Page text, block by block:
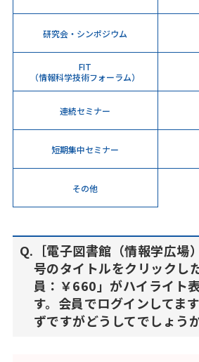
研究会・シンポジウム
FIT
（情報科学技術フォーラム）
連続セミナー
短期集中セミナー
その他
［電子図書館（情報学広場
号のタイトルをクリックし
員：￥660」がハイライト
す。会員でログインしてま
ずですがどうしてでしょう